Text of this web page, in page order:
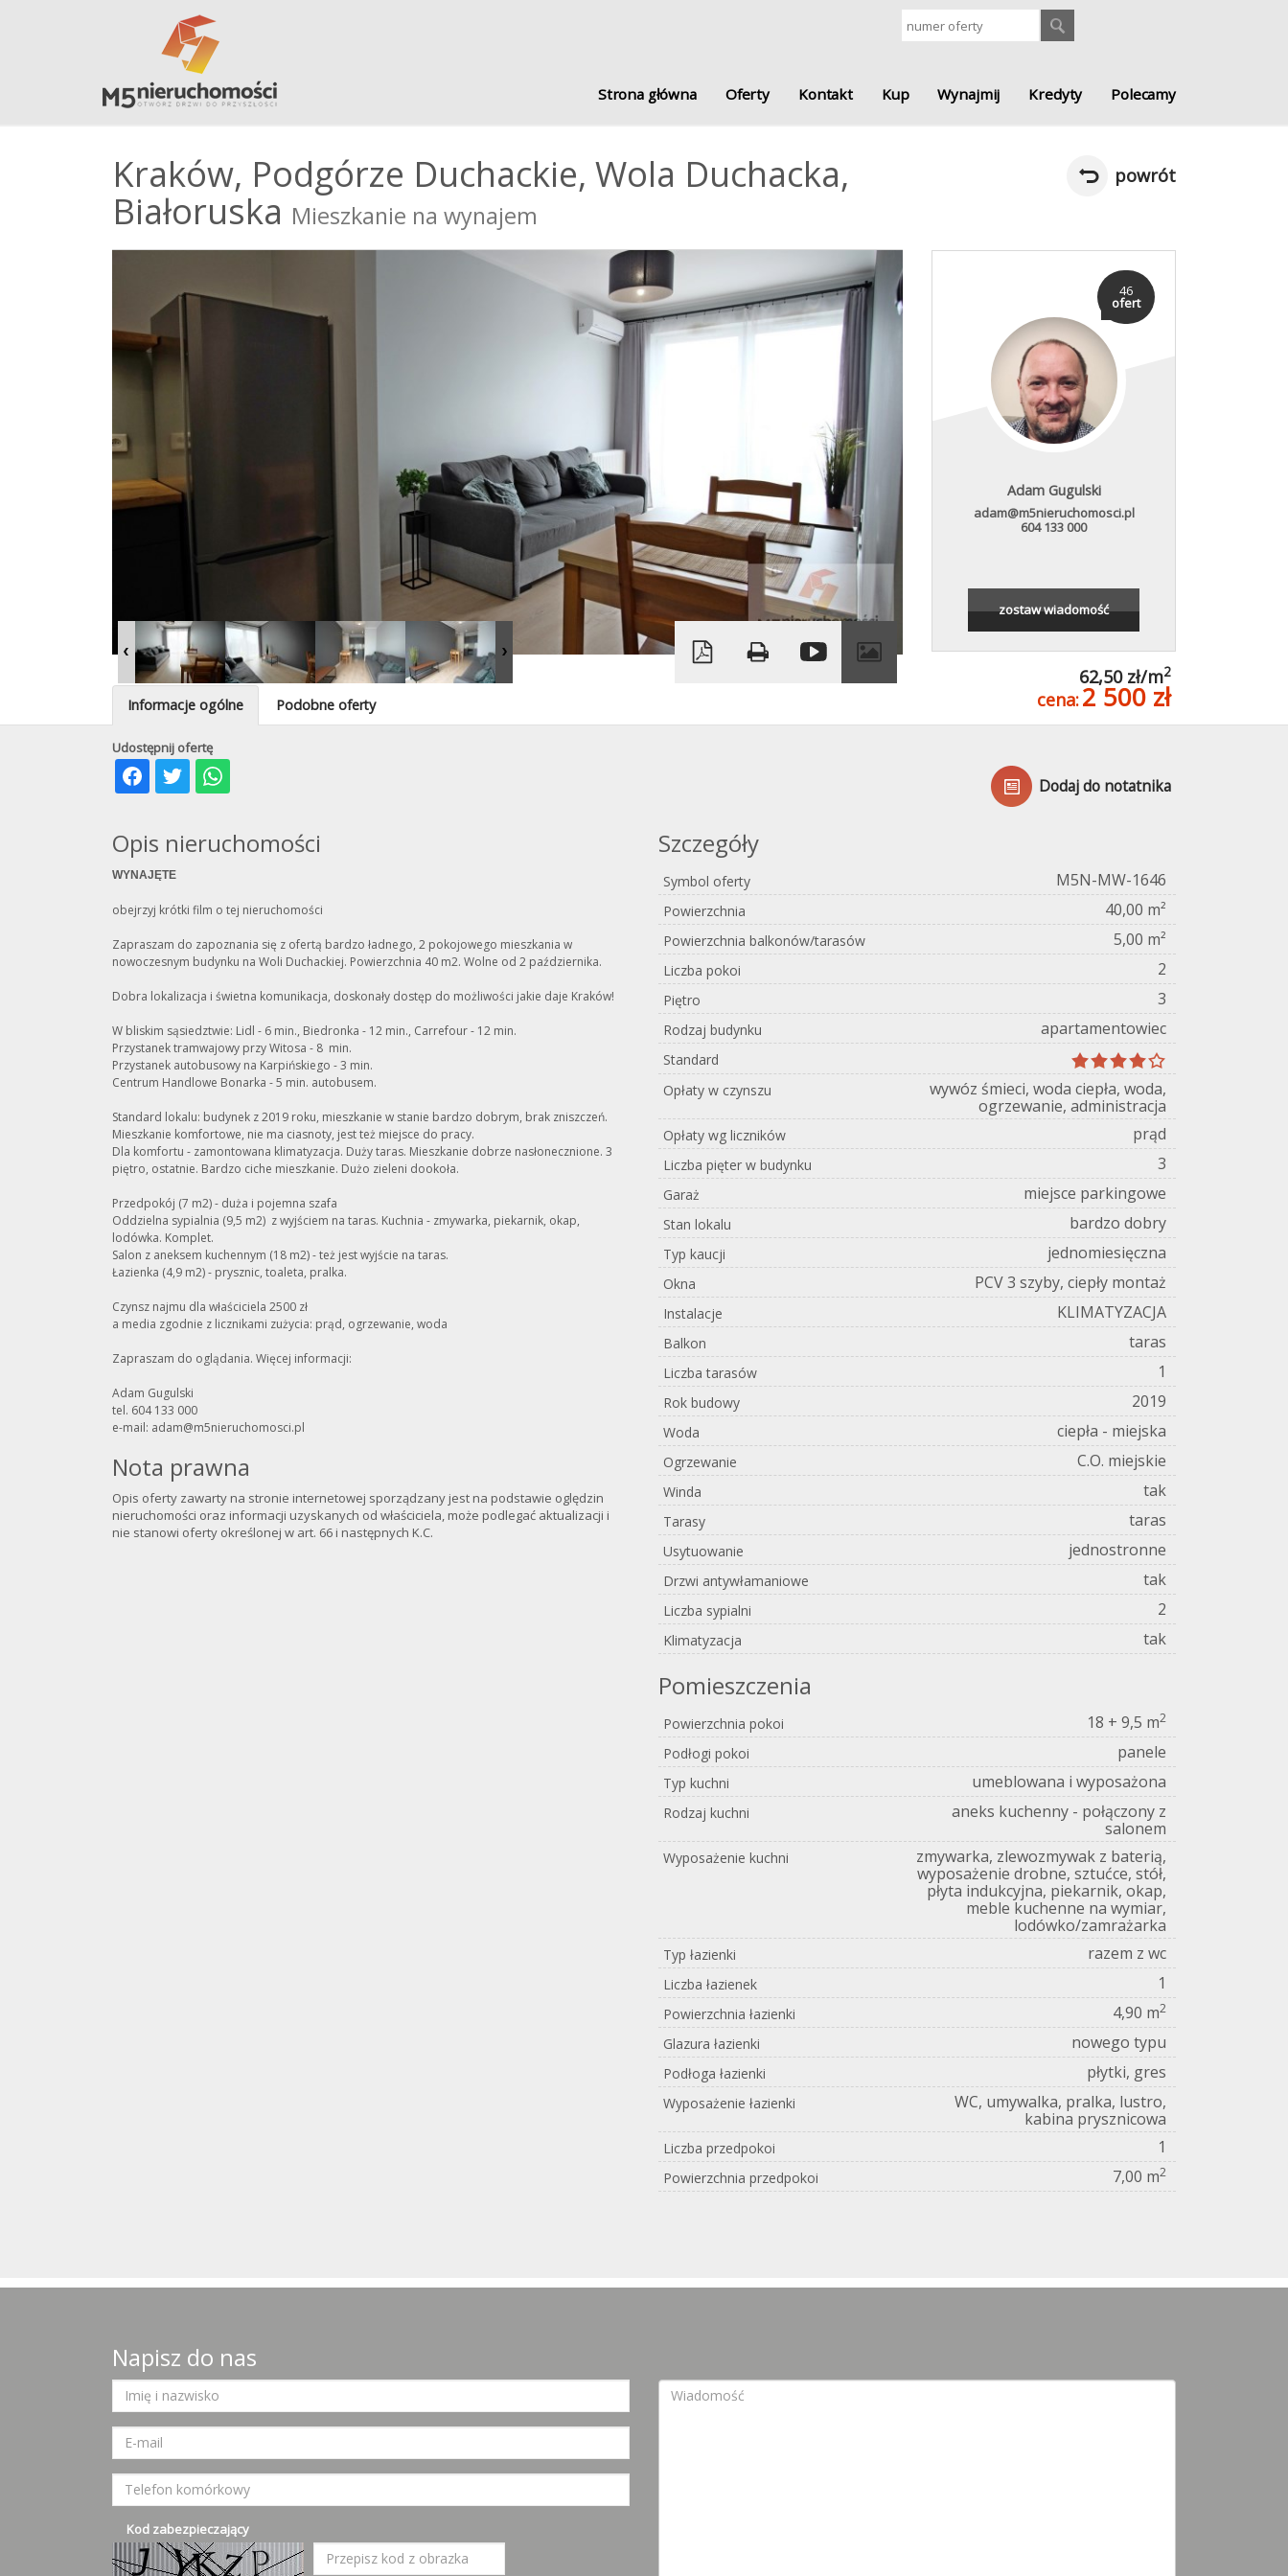
Strona główna Oferty Kontakt Kup Wynajmij Kredyty Polecamy
Kraków, Podgórze Duchackie, Wola Duchacka,
Białoruska Mieszkanie na wynajem
powrót
46
ofert
Adam Gugulski
adam@m5nieruchomosci.pl
604 133 000
zostaw wiadomość
62,50 zł/m2
cena:2 500 zł
Dodaj do notatnika
Udostępnij ofertę
Informacje ogólne Podobne oferty
Opis nieruchomości
WYNAJĘTE
obejrzyj krótki film o tej nieruchomości
Zapraszam do zapoznania się z ofertą bardzo ładnego, 2 pokojowego mieszkania w
nowoczesnym budynku na Woli Duchackiej. Powierzchnia 40 m2. Wolne od 2 października.
Dobra lokalizacja i świetna komunikacja, doskonały dostęp do możliwości jakie daje Kraków!
W bliskim sąsiedztwie: Lidl - 6 min., Biedronka - 12 min., Carrefour - 12 min.
Przystanek tramwajowy przy Witosa - 8 min.
Przystanek autobusowy na Karpińskiego - 3 min.
Centrum Handlowe Bonarka - 5 min. autobusem.
Standard lokalu: budynek z 2019 roku, mieszkanie w stanie bardzo dobrym, brak zniszczeń.
Mieszkanie komfortowe, nie ma ciasnoty, jest też miejsce do pracy.
Dla komfortu - zamontowana klimatyzacja. Duży taras. Mieszkanie dobrze nasłonecznione. 3
piętro, ostatnie. Bardzo ciche mieszkanie. Dużo zieleni dookoła.
Przedpokój (7 m2) - duża i pojemna szafa
Oddzielna sypialnia (9,5 m2) z wyjściem na taras. Kuchnia - zmywarka, piekarnik, okap,
lodówka. Komplet.
Salon z aneksem kuchennym (18 m2) - też jest wyjście na taras.
Łazienka (4,9 m2) - prysznic, toaleta, pralka.
Czynsz najmu dla właściciela 2500 zł
a media zgodnie z licznikami zużycia: prąd, ogrzewanie, woda
Zapraszam do oglądania. Więcej informacji:
Adam Gugulski
tel. 604 133 000
e-mail: adam@m5nieruchomosci.pl
Nota prawna
Opis oferty zawarty na stronie internetowej sporządzany jest na podstawie oględzin
nieruchomości oraz informacji uzyskanych od właściciela, może podlegać aktualizacji i
nie stanowi oferty określonej w art. 66 i następnych K.C.
Szczegóły
Symbol oferty M5N-MW-1646
Powierzchnia 40,00 m²
Powierzchnia balkonów/tarasów 5,00 m²
Liczba pokoi 2
Piętro 3
Rodzaj budynku apartamentowiec
Standard
Opłaty w czynszu
wywóz śmieci, woda ciepła, woda,
ogrzewanie, administracja
Opłaty wg liczników prąd
Liczba pięter w budynku 3
Garaż miejsce parkingowe
Stan lokalu bardzo dobry
Typ kaucji jednomiesięczna
Okna PCV 3 szyby, ciepły montaż
Instalacje KLIMATYZACJA
Balkon taras
Liczba tarasów 1
Rok budowy 2019
Woda ciepła - miejska
Ogrzewanie C.O. miejskie
Winda tak
Tarasy taras
Usytuowanie jednostronne
Drzwi antywłamaniowe tak
Liczba sypialni 2
Klimatyzacja tak
Pomieszczenia
Powierzchnia pokoi 18 + 9,5 m2
Podłogi pokoi panele
Typ kuchni umeblowana i wyposażona
Rodzaj kuchni
aneks kuchenny - połączony z
salonem
Wyposażenie kuchni
zmywarka, zlewozmywak z baterią,
wyposażenie drobne, sztućce, stół,
płyta indukcyjna, piekarnik, okap,
meble kuchenne na wymiar,
lodówko/zamrażarka
Typ łazienki razem z wc
Liczba łazienek 1
Powierzchnia łazienki 4,90 m2
Glazura łazienki nowego typu
Podłoga łazienki płytki, gres
Wyposażenie łazienki
WC, umywalka, pralka, lustro,
kabina prysznicowa
Liczba przedpokoi 1
Powierzchnia przedpokoi 7,00 m2
Napisz do nas
Kod zabezpieczający